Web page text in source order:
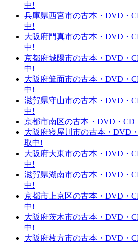
中!
兵庫県西宮市の古本・DVD・
中!
大阪府門真市の古本・DVD・
中!
京都府城陽市の古本・DVD・
中!
大阪府箕面市の古本・DVD・
中!
滋賀県守山市の古本・DVD・
中!
京都市南区の古本・DVD・CD
大阪府寝屋川市の古本・DVD
取中!
大阪府大東市の古本・DVD・
中!
滋賀県湖南市の古本・DVD・
中!
京都市上京区の古本・DVD・
中!
大阪府茨木市の古本・DVD・
中!
大阪府枚方市の古本・DVD・